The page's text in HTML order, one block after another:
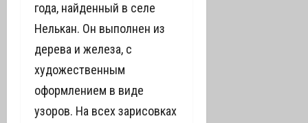
года, найденный в селе
Нелькан. Он выполнен из
дерева и железа, с
художественным
оформлением в виде
узоров. На всех зарисовках